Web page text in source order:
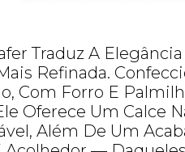
Traduz A
Refinada.
Com Forro E
Oferece Um Calce
Além De Um